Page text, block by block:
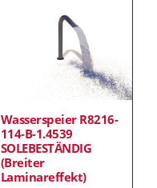
Wasserspeier R8216-
114-B-1.4539
SOLEBESTÄNDIG
(Breiter
Laminareffekt)